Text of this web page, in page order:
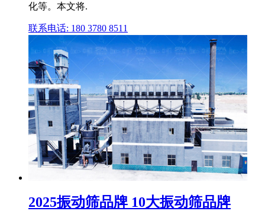
化等。本文将.
联系电话: 180 3780 8511
2025振动筛品牌 10大振动筛品牌